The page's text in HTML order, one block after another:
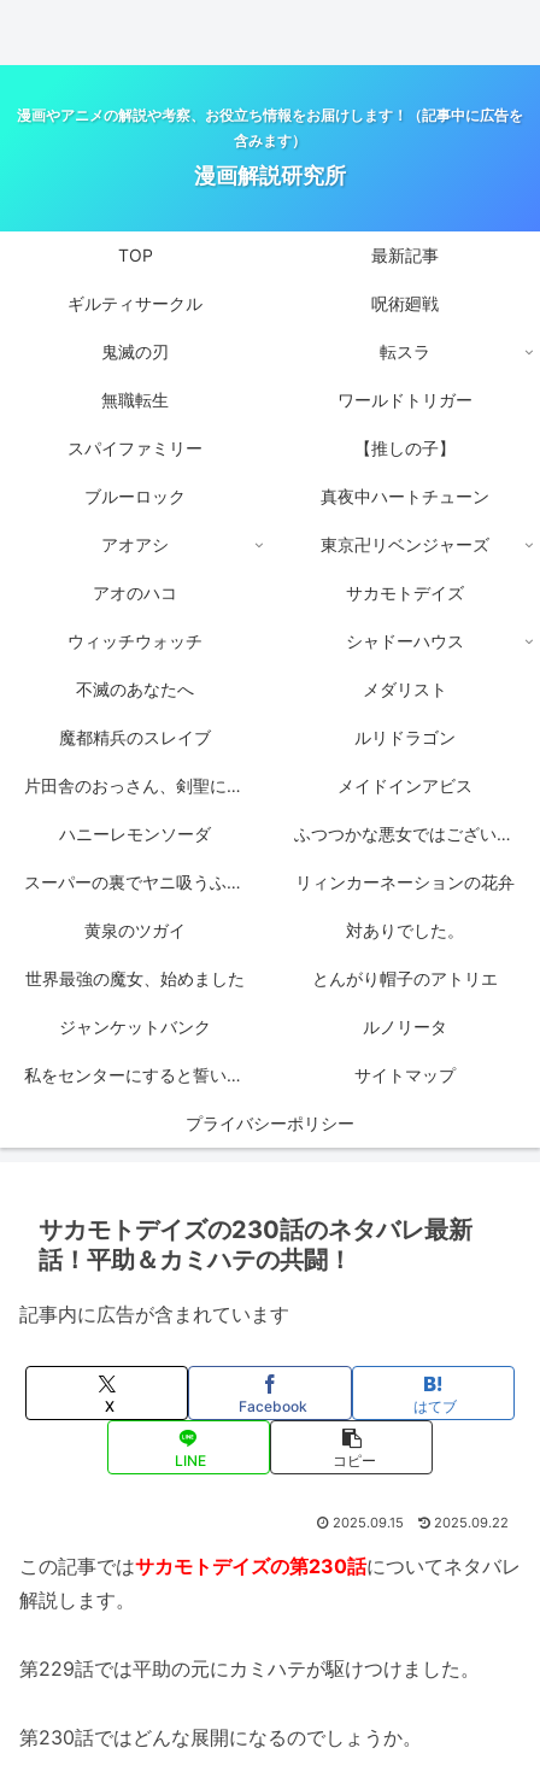
漫画やアニメの解説や考察、お役立ち情報をお届けします！（記事中に広告を
含みます）
漫画解説研究所
TOP 最新記事
ギルティサークル 呪術廻戦
鬼滅の刃 転スラ
無職転生 ワールドトリガー
スパイファミリー 【推しの子】
ブルーロック 真夜中ハートチューン
アオアシ 東京卍リベンジャーズ
アオのハコ サカモトデイズ
ウィッチウォッチ シャドーハウス
不滅のあなたへ メダリスト
魔都精兵のスレイブ ルリドラゴン
片田舎のおっさん、剣聖になる メイドインアビス
ハニーレモンソーダ ふつつかな悪女ではございますが
スーパーの裏でヤニ吸うふたり リィンカーネーションの花弁
黄泉のツガイ 対ありでした。
世界最強の魔女、始めました とんがり帽子のアトリエ
ジャンケットバンク ルノリータ
私をセンターにすると誓いますか？ サイトマップ
プライバシーポリシー
サカモトデイズの230話のネタバレ最新
話！平助＆カミハテの共闘！
記事内に広告が含まれています
X Facebook はてブ
LINE コピー
2025.09.15 2025.09.22
この記事ではサカモトデイズの第230話についてネタバレ
解説します。
第229話では平助の元にカミハテが駆けつけました。
第230話ではどんな展開になるのでしょうか。